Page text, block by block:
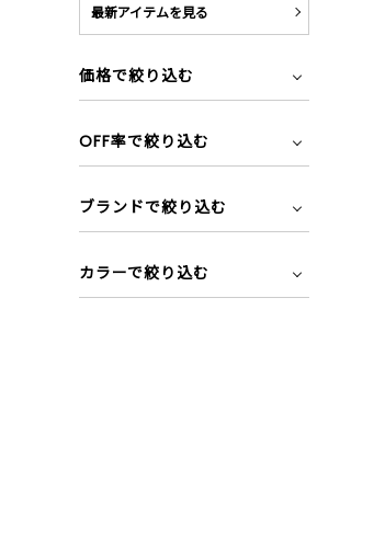
最新アイテムを見る
価格で絞り込む
OFF率で絞り込む
ブランドで絞り込む
カラーで絞り込む